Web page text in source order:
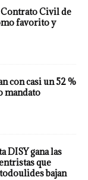
Civil de
favorito y
con casi un 52 %
mandato
DISY gana las
que
bajan